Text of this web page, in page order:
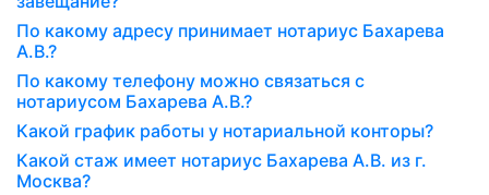
По какому адресу принимает нотариус Бахарева
А.В.?
По какому телефону можно связаться с
нотариусом Бахарева А.В.?
Какой график работы у нотариальной конторы?
Какой стаж имеет нотариус Бахарева А.В. из г.
Москва?